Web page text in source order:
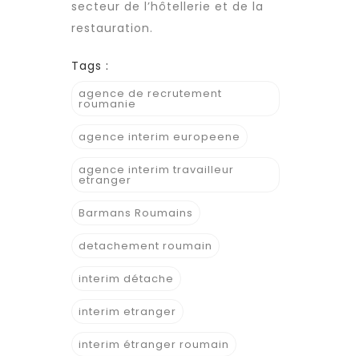
secteur de l’hôtellerie et de la
restauration.
Tags :
agence de recrutement
roumanie
agence interim europeene
agence interim travailleur
etranger
Barmans Roumains
detachement roumain
interim détache
interim etranger
interim étranger roumain